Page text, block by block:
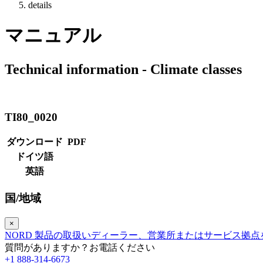
details
マニュアル
Technical information - Climate classes
TI80_0020
ダウンロード PDF
ドイツ語
英語
国/地域
×
NORD 製品の取扱いディーラー、営業所またはサービス拠
質問がありますか？お電話ください
+1 888-314-6673